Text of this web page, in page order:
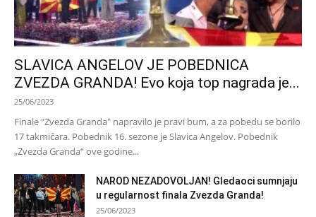
SLAVICA ANGELOV JE POBEDNICA
ZVEZDA GRANDA! Evo koja top nagrada je...
25/06/2023
Finale "Zvezda Granda" napravilo je pravi bum, a za pobedu se borilo
17 takmičara. Pobednik 16. sezone je Slavica Angelov. Pobednik
„Zvezda Granda“ ove godine...
NAROD NEZADOVOLJAN! Gledaoci sumnjaju
u regularnost finala Zvezda Granda!
25/06/2023